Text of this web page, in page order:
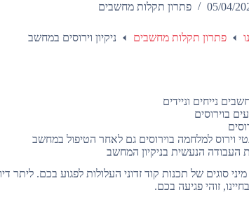
05/04/ פתרון תקלות מחשבים
פתרון תקלות מחשבים ניקיון וירוסים במחשב
נייחים וניידים
בוירוסים
וירוס למלחמה בוירוסים גם לאחר הטיפול במחשב
העבודה הנעשית בניקיון המחשב
מיני סוגים של תכנות קוד זדוני העלולות לפגוע בכם.
זוהי פגיעה בכם.